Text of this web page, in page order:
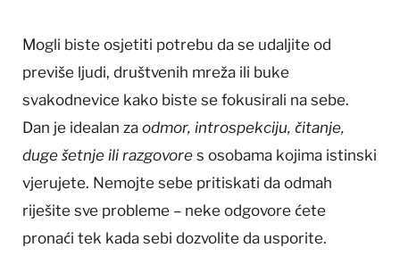
Mogli biste osjetiti potrebu da se udaljite od
previše ljudi, društvenih mreža ili buke
svakodnevice kako biste se fokusirali na sebe.
Dan je idealan za odmor, introspekciju, čitanje,
duge šetnje ili razgovore s osobama kojima istinski
vjerujete. Nemojte sebe pritiskati da odmah
riješite sve probleme – neke odgovore ćete
pronaći tek kada sebi dozvolite da usporite.